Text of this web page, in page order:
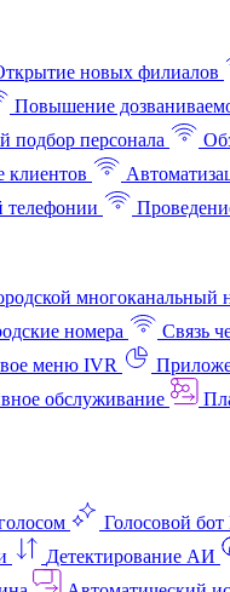
новых филиалов
Повышение
подбор персонала
телефонии
многоканальный
номера Связь
меню IVR
обслуживание
Голосовой
Детектирование АИ